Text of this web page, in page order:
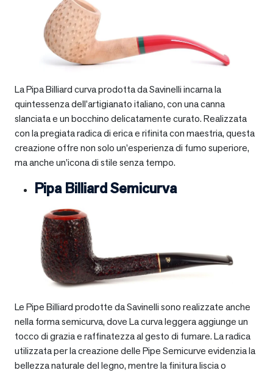
La Pipa Billiard curva prodotta da Savinelli incarna la
quintessenza dell’artigianato italiano, con una canna
slanciata e un bocchino delicatamente curato. Realizzata
con la pregiata radica di erica e rifinita con maestria, questa
creazione offre non solo un’esperienza di fumo superiore,
ma anche un’icona di stile senza tempo.
Pipa Billiard Semicurva
Le Pipe Billiard prodotte da Savinelli sono realizzate anche
nella forma semicurva, dove La curva leggera aggiunge un
tocco di grazia e raffinatezza al gesto di fumare. La radica
utilizzata per la creazione delle Pipe Semicurve evidenzia la
bellezza naturale del legno, mentre la finitura liscia o